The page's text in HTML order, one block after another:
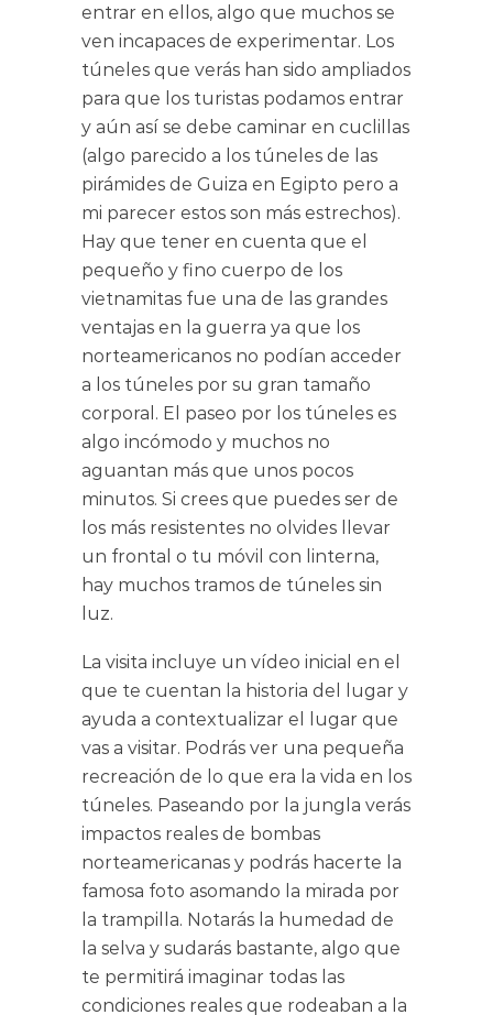
entrar en ellos, algo que muchos se
ven incapaces de experimentar. Los
túneles que verás han sido ampliados
para que los turistas podamos entrar
y aún así se debe caminar en cuclillas
(algo parecido a los túneles de las
pirámides de Guiza en Egipto pero a
mi parecer estos son más estrechos).
Hay que tener en cuenta que el
pequeño y fino cuerpo de los
vietnamitas fue una de las grandes
ventajas en la guerra ya que los
norteamericanos no podían acceder
a los túneles por su gran tamaño
corporal. El paseo por los túneles es
algo incómodo y muchos no
aguantan más que unos pocos
minutos. Si crees que puedes ser de
los más resistentes no olvides llevar
un frontal o tu móvil con linterna,
hay muchos tramos de túneles sin
luz.
La visita incluye un vídeo inicial en el
que te cuentan la historia del lugar y
ayuda a contextualizar el lugar que
vas a visitar. Podrás ver una pequeña
recreación de lo que era la vida en los
túneles. Paseando por la jungla verás
impactos reales de bombas
norteamericanas y podrás hacerte la
famosa foto asomando la mirada por
la trampilla. Notarás la humedad de
la selva y sudarás bastante, algo que
te permitirá imaginar todas las
condiciones reales que rodeaban a la